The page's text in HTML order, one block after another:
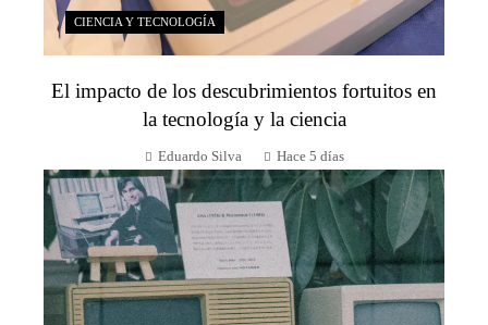
CIENCIA Y TECNOLOGÍA
El impacto de los descubrimientos fortuitos en
la tecnología y la ciencia
Eduardo Silva Hace 5 días